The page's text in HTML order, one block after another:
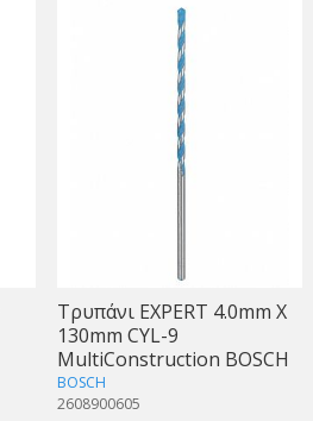
Τρυπάνι EXPERT 4.0mm X
130mm CYL-9
MultiConstruction BOSCH
BOSCH
2608900605